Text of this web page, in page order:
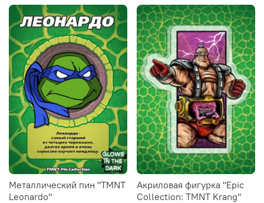
Металлический пин "TMNT
Leonardo"
Акриловая фигурка "Epic
Collection: TMNT Krang"